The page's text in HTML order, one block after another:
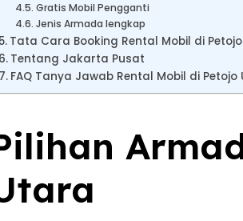
Gratis Mobil Pengganti
Jenis Armada lengkap
Tata Cara Booking Rental Mobil di
Tentang Jakarta Pusat
FAQ Tanya Jawab Rental Mobil di Petojo